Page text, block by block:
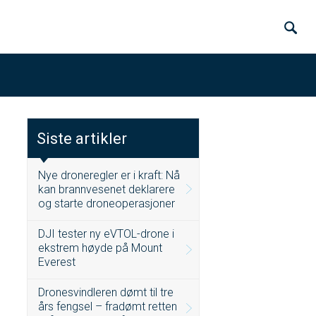
Siste artikler
Nye droneregler er i kraft: Nå
kan brannvesenet deklarere
og starte droneoperasjoner
DJI tester ny eVTOL-drone i
ekstrem høyde på Mount
Everest
Dronesvindleren dømt til tre
års fengsel – fradømt retten